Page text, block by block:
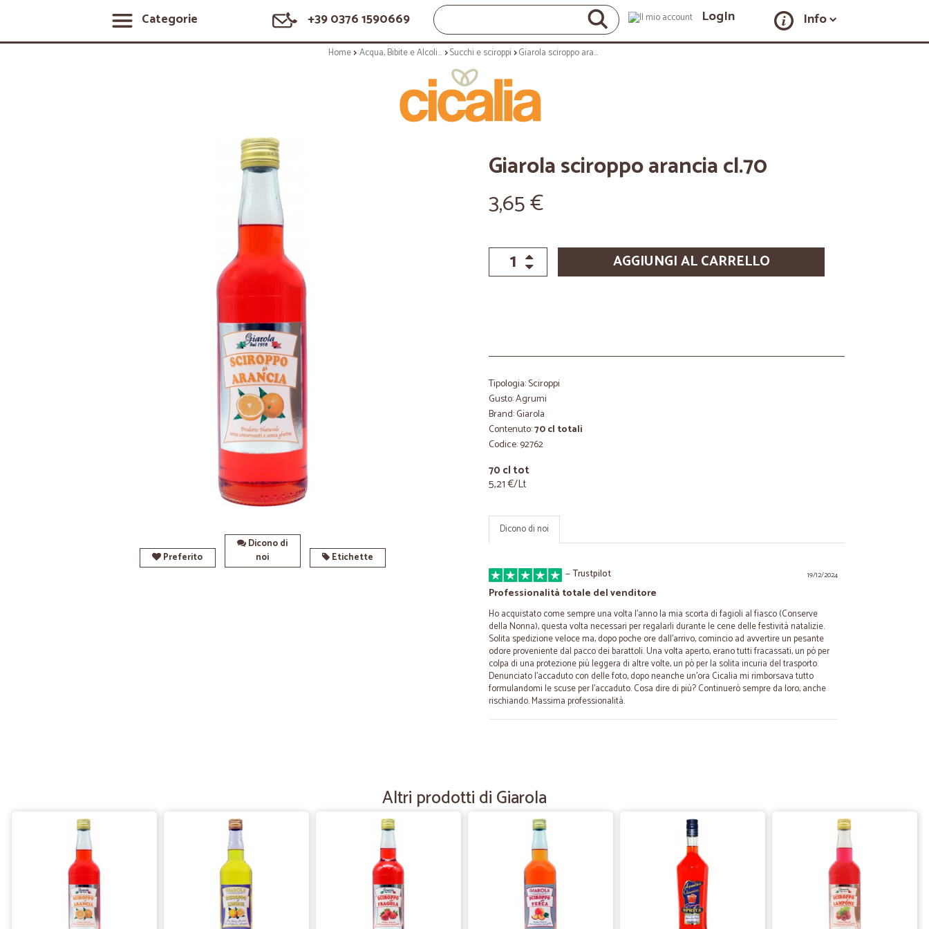
Categorie +39 0376 1590669 LogIn Info
Home Acqua, Bibite e Alcolici Succhi e sciroppi Giarola sciroppo arancia cl.70
Preferito
Dicono di
noi
Etichette
Giarola sciroppo arancia cl.70
3,65 €
AGGIUNGI AL CARRELLO
Tipologia: Sciroppi
Gusto: Agrumi
Brand: Giarola
Contenuto:70 cl totali
Codice: 92762
70 cl tot
5,21 €/Lt
Dicono di noi
19/12/2024
—Trustpilot
Professionalità totale del venditore
Ho acquistato come sempre una volta l'anno la mia scorta di fagioli al fiasco (Conserve
della Nonna), questa volta necessari per regalarli durante le cene delle festività natalizie.
Solita spedizione veloce ma, dopo poche ore dall'arrivo, comincio ad avvertire un pesante
odore proveniente dal pacco dei barattoli. Una volta aperto, erano tutti fracassati, un pò per
colpa di una protezione più leggera di altre volte, un pò per la solita incuria del trasporto.
Denunciato l'accaduto con delle foto, dopo neanche un'ora Cicalia mi rimborsava tutto
formulandomi le scuse per l'accaduto. Cosa dire di più? Continuerò sempre da loro, anche
rischiando. Massima professionalità.
Ottimo sito. Facile da usare. Trovo qui prodotti che non trovo nei market locali.
12/02/2024
Puntuali, prodotti ottimi.
24/06/2020
Altri prodotti di Giarola